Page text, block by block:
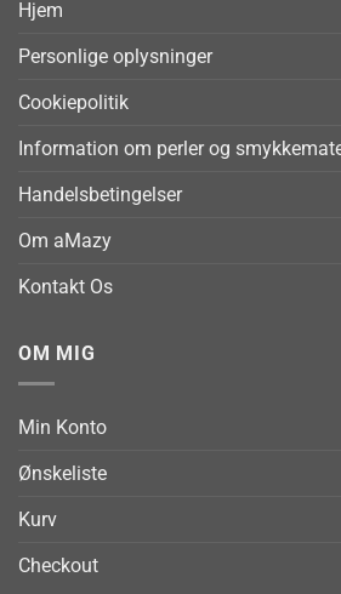
Hjem
Personlige oplysninger
Cookiepolitik
Information om perler og
Handelsbetingelser
Om aMazy
Kontakt Os
OM MIG
Min Konto
Ønskeliste
Kurv
Checkout